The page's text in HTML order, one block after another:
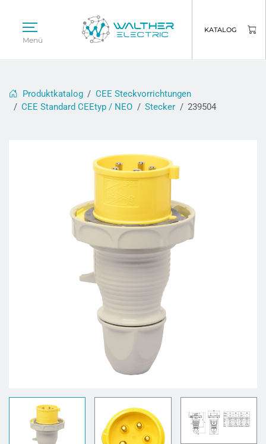
Menü
KATALOG
Produktkatalog
CEE Steckvorrichtungen
CEE Standard CEEtyp / NEO
Stecker 239504